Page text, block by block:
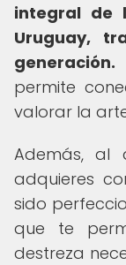
integral de
Uruguay,
generación.
permite
valorar la
Además, al
adquieres
sido
que te
destreza